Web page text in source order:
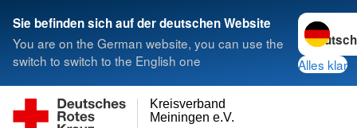
Sie befinden sich auf der deutschen Website
You are on the German website, you can use the
switch to switch to the English one
Sprache
Alles klar
Meiningen e.V.
Kreisverband